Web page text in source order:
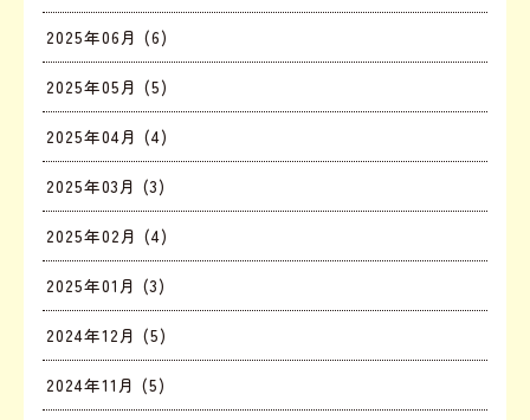
2025年06月 (6)
2025年05月 (5)
2025年04月 (4)
2025年03月 (3)
2025年02月 (4)
2025年01月 (3)
2024年12月 (5)
2024年11月 (5)